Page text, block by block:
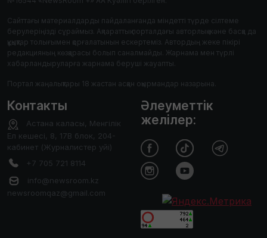
Сайттағы материалдарды пайдаланғанда міндетті түрде сілтеме
берулеріңізді сұраймыз. Ақпараттық порталдағы авторлық және басқа да
құқықтар толығымен қорғалатынын ескертеміз. Автордың жеке пікірі
редакцияның көзқарасы болып саналмайды. Жарнама мен түрлі
хабарландыруларға жарнама беруші жауапты.
Портал жаңалықтары 18 жастан асқан оқырмандар назарына.
Контакты
Астана каласы, Менгілік
Ел кешесі, 8, 17В блок, 204-
кабинет (Журналистер уйі)
+7 705 721 8114
info@newsroom.kz
newsroomqaz@gmail.com
Әлеуметтік
желілер: